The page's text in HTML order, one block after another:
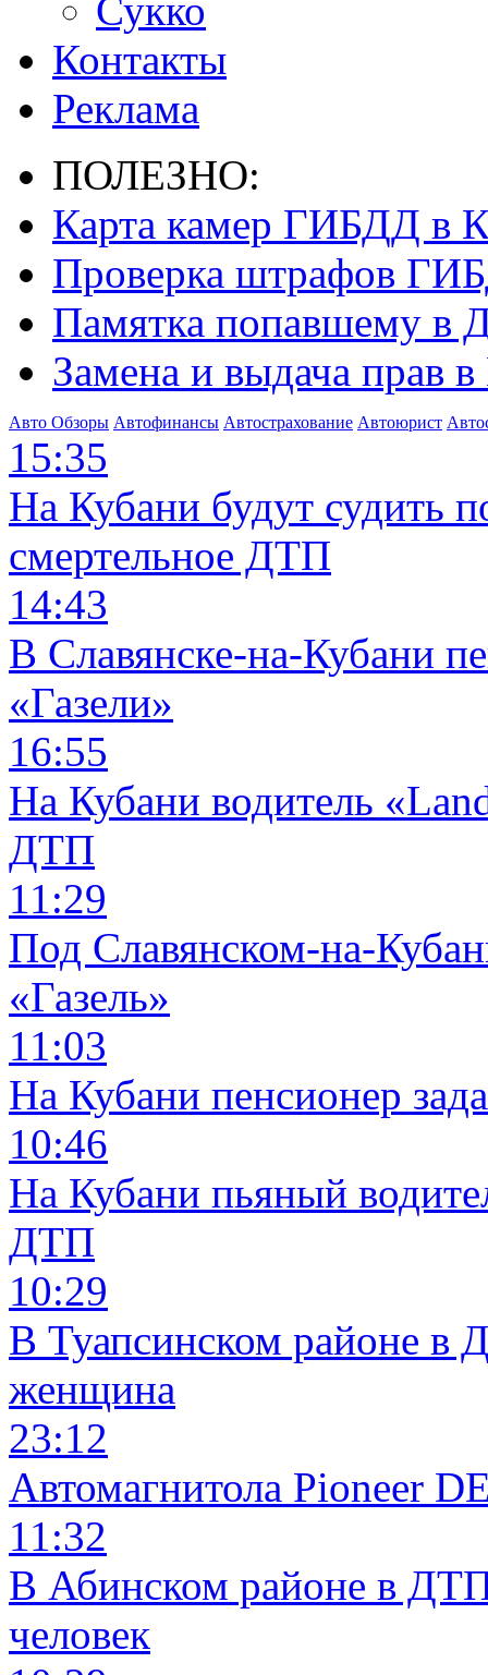
Сукко
Контакты
Реклама
ПОЛЕЗНО:
Карта камер ГИБДД в
Проверка штрафов
Памятка попавшему в
Замена и выдача прав
Авто Обзоры Автофинансы Автострахование Автоюрист
15:35
На Кубани будут судить
смертельное ДТП
14:43
В Славянске-на-Кубани
«Газели»
16:55
На Кубани водитель
ДТП
11:29
Под Славянском-на-
«Газель»
11:03
На Кубани пенсионер
10:46
На Кубани пьяный
ДТП
10:29
В Туапсинском районе в
женщина
23:12
Автомагнитола Pioneer
11:32
В Абинском районе в
человек